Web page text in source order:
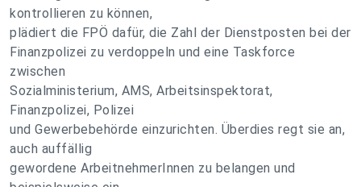
kontrollieren zu können,
plädiert die FPÖ dafür, die Zahl der Dienstposten bei der
Finanzpolizei zu verdoppeln und eine Taskforce
zwischen
Sozialministerium, AMS, Arbeitsinspektorat,
Finanzpolizei, Polizei
und Gewerbebehörde einzurichten. Überdies regt sie an,
auch auffällig
gewordene ArbeitnehmerInnen zu belangen und